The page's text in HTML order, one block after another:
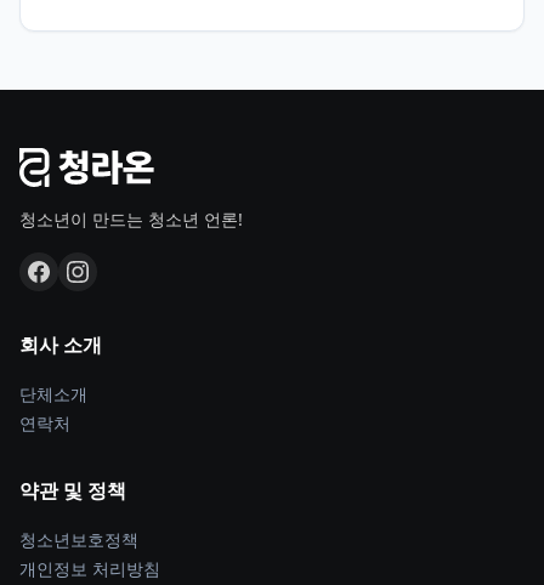
청소년이 만드는 청소년 언론!
회사 소개
단체소개
연락처
약관 및 정책
청소년보호정책
개인정보 처리방침